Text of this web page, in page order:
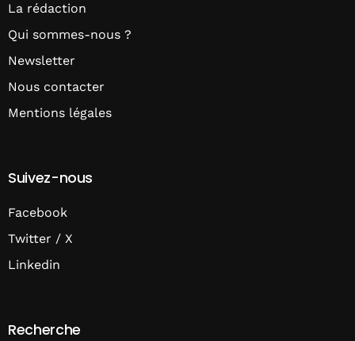
La rédaction
Qui sommes-nous ?
Newsletter
Nous contacter
Mentions légales
Suivez-nous
Facebook
Twitter / X
Linkedin
Recherche